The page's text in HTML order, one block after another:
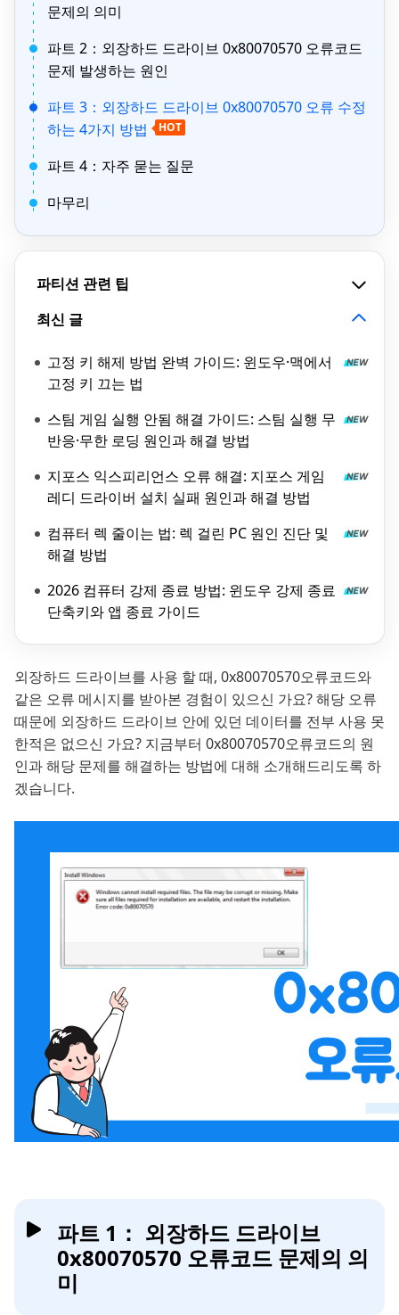
문제의 의미
파트 2：외장하드 드라이브 0x80070570 오류코드
문제 발생하는 원인
파트 3：외장하드 드라이브 0x80070570 오류 수정
하는 4가지 방법
HOT
파트 4：자주 묻는 질문
마무리
파티션 관련 팁
최신 글
고정 키 해제 방법 완벽 가이드: 윈도우·맥에서
고정 키 끄는 법
스팀 게임 실행 안됨 해결 가이드: 스팀 실행 무
반응·무한 로딩 원인과 해결 방법
지포스 익스피리언스 오류 해결: 지포스 게임
레디 드라이버 설치 실패 원인과 해결 방법
컴퓨터 렉 줄이는 법: 렉 걸린 PC 원인 진단 및
해결 방법
2026 컴퓨터 강제 종료 방법: 윈도우 강제 종료
단축키와 앱 종료 가이드
외장하드 드라이브를 사용 할 때, 0x80070570오류코드와
같은 오류 메시지를 받아본 경험이 있으신 가요? 해당 오류
때문에 외장하드 드라이브 안에 있던 데이터를 전부 사용 못
한적은 없으신 가요? 지금부터 0x80070570오류코드의 원
인과 해당 문제를 해결하는 방법에 대해 소개해드리도록 하
겠습니다.
파트 1： 외장하드 드라이브
0x80070570 오류코드 문제의 의
미